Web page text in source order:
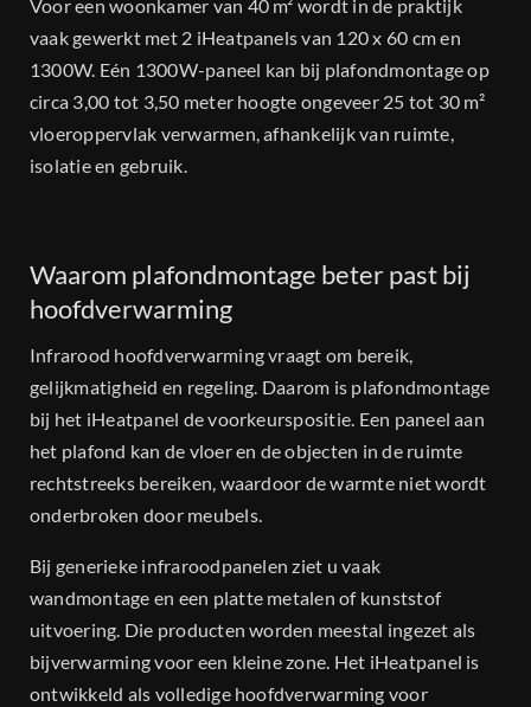
Voor een woonkamer van 40 m² wordt in de praktijk
vaak gewerkt met 2 iHeatpanels van 120 x 60 cm en
1300W. Eén 1300W-paneel kan bij plafondmontage op
circa 3,00 tot 3,50 meter hoogte ongeveer 25 tot 30 m²
vloeroppervlak verwarmen, afhankelijk van ruimte,
isolatie en gebruik.
Waarom plafondmontage beter past bij
hoofdverwarming
Infrarood hoofdverwarming vraagt om bereik,
gelijkmatigheid en regeling. Daarom is plafondmontage
bij het iHeatpanel de voorkeurspositie. Een paneel aan
het plafond kan de vloer en de objecten in de ruimte
rechtstreeks bereiken, waardoor de warmte niet wordt
onderbroken door meubels.
Bij generieke infraroodpanelen ziet u vaak
wandmontage en een platte metalen of kunststof
uitvoering. Die producten worden meestal ingezet als
bijverwarming voor een kleine zone. Het iHeatpanel is
ontwikkeld als volledige hoofdverwarming voor